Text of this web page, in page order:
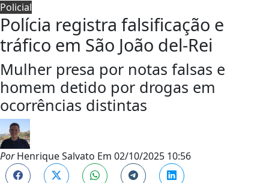
Policial
Polícia registra falsificação e
tráfico em São João del-Rei
Mulher presa por notas falsas e
homem detido por drogas em
ocorrências distintas
PorHenrique Salvato Em 02/10/2025 10:56